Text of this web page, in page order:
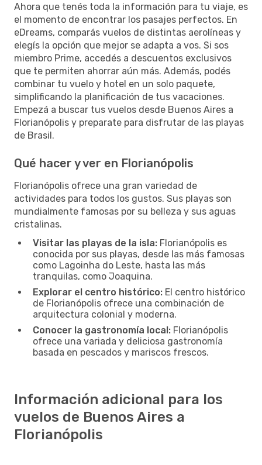
Ahora que tenés toda la información para tu viaje, es
el momento de encontrar los pasajes perfectos. En
eDreams, comparás vuelos de distintas aerolíneas y
elegís la opción que mejor se adapta a vos. Si sos
miembro Prime, accedés a descuentos exclusivos
que te permiten ahorrar aún más. Además, podés
combinar tu vuelo y hotel en un solo paquete,
simplificando la planificación de tus vacaciones.
Empezá a buscar tus vuelos desde Buenos Aires a
Florianópolis y preparate para disfrutar de las playas
de Brasil.
Qué hacer y ver en Florianópolis
Florianópolis ofrece una gran variedad de
actividades para todos los gustos. Sus playas son
mundialmente famosas por su belleza y sus aguas
cristalinas.
Visitar las playas de la isla: Florianópolis es
conocida por sus playas, desde las más famosas
como Lagoinha do Leste, hasta las más
tranquilas, como Joaquina.
Explorar el centro histórico: El centro histórico
de Florianópolis ofrece una combinación de
arquitectura colonial y moderna.
Conocer la gastronomía local: Florianópolis
ofrece una variada y deliciosa gastronomía
basada en pescados y mariscos frescos.
Información adicional para los
vuelos de Buenos Aires a
Florianópolis